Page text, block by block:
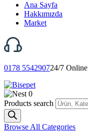
Ana Sayfa
Hakkımızda
Market
0178 554290724/7 Online
0
Products search
Browse All Categories